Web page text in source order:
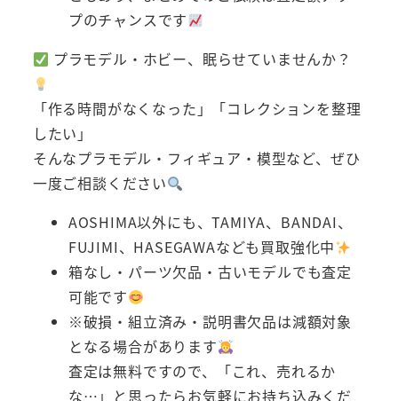
プのチャンスです
プラモデル・ホビー、眠らせていませんか？
「作る時間がなくなった」「コレクションを整理
したい」
そんなプラモデル・フィギュア・模型など、ぜひ
一度ご相談ください
AOSHIMA以外にも、TAMIYA、BANDAI、
FUJIMI、HASEGAWAなども買取強化中
箱なし・パーツ欠品・古いモデルでも査定
可能です
※破損・組立済み・説明書欠品は減額対象
となる場合があります
査定は無料ですので、「これ、売れるか
な…」と思ったらお気軽にお持ち込みくだ